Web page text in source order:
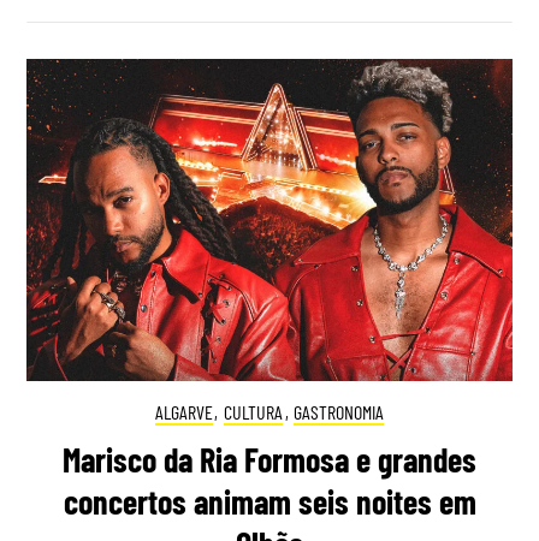
ALGARVE, CULTURA , GASTRONOMIA
Marisco da Ria Formosa e grandes
concertos animam seis noites em